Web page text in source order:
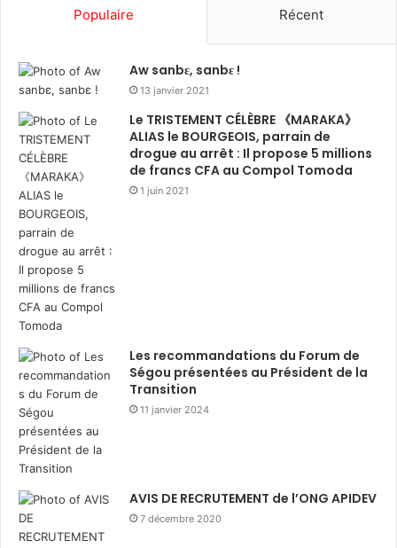
Populaire Récent
Aw sanbɛ, sanbɛ !
13 janvier 2021
Le TRISTEMENT CÉLÈBRE 《MARAKA》
ALIAS le BOURGEOIS, parrain de
drogue au arrêt : Il propose 5 millions
de francs CFA au Compol Tomoda
1 juin 2021
Les recommandations du Forum de
Ségou présentées au Président de la
Transition
11 janvier 2024
AVIS DE RECRUTEMENT de l’ONG APIDEV
7 décembre 2020